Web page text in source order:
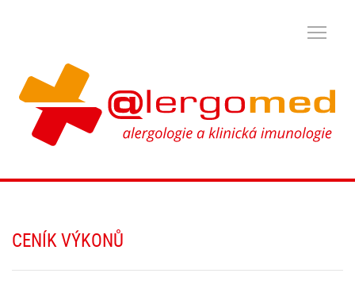
CENÍK VÝKONŮ